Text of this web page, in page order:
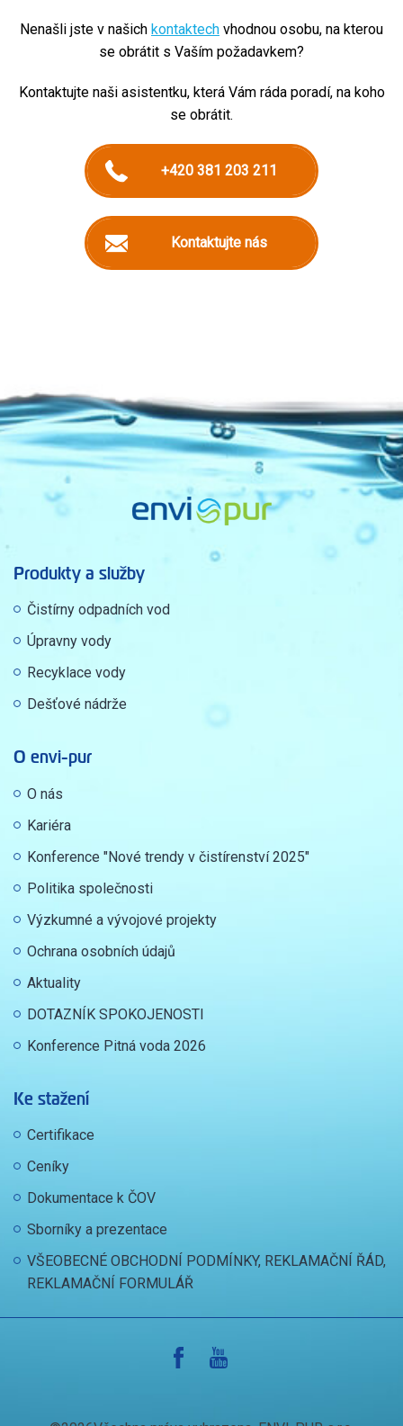
Nenašli jste v našich kontaktech vhodnou osobu, na kterou
se obrátit s Vaším požadavkem?
Kontaktujte naši asistentku, která Vám ráda poradí, na koho
se obrátit.
+420 381 203 211
Kontaktujte nás
Produkty a služby
Čistírny odpadních vod
Úpravny vody
Recyklace vody
Dešťové nádrže
O envi-pur
O nás
Kariéra
Konference "Nové trendy v čistírenství 2025"
Politika společnosti
Výzkumné a vývojové projekty
Ochrana osobních údajů
Aktuality
DOTAZNÍK SPOKOJENOSTI
Konference Pitná voda 2026
Ke stažení
Certifikace
Ceníky
Dokumentace k ČOV
Sborníky a prezentace
VŠEOBECNÉ OBCHODNÍ PODMÍNKY, REKLAMAČNÍ ŘÁD,
REKLAMAČNÍ FORMULÁŘ